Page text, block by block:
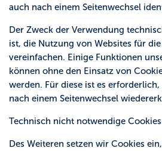
auch nach einem Seitenwechsel
Der Zweck der Verwendung
ist, die Nutzung von Websites für
vereinfachen. Einige Funktionen
können ohne den Einsatz von
werden. Für diese ist es
nach einem Seitenwechsel
Technisch nicht notwendige
Des Weiteren setzen wir Cookies